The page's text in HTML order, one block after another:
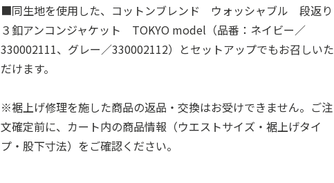
■同生地を使用した、コットンブレンド ウォッシャブル 段返り
３釦アンコンジャケット TOKYO model（品番：ネイビー／
330002111、グレー／330002112）とセットアップでもお召しいた
だけます。
※裾上げ修理を施した商品の返品・交換はお受けできません。ご注
文確定前に、カート内の商品情報（ウエストサイズ・裾上げタイ
プ・股下寸法）をご確認ください。